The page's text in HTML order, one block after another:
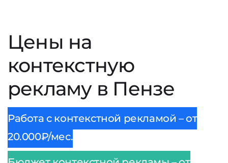
Цены на
контекстную
рекламу в Пензе
Работа с контекстной рекламой – от
20.000₽/мес.